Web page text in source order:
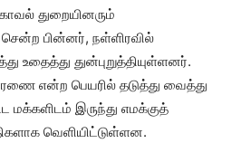
துறையினரும்
பின்னர், நள்ளிரவில்
உதைத்து துன்புறுத்தியுள்ளனர்.
என்ற பெயரில் தடுத்து வைத்து
மக்களிடம் இருந்து எமக்குத்
வெளியிட்டுள்ளன.